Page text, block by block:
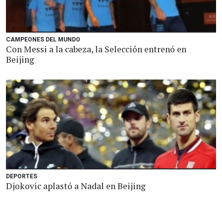
CAMPEONES DEL MUNDO
Con Messi a la cabeza, la Selección entrenó en
Beijing
DEPORTES
Djokovic aplastó a Nadal en Beijing